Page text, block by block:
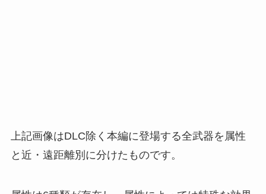
上記画像はDLC除く本編に登場する全武器を属性
と近・遠距離別に分けたものです。